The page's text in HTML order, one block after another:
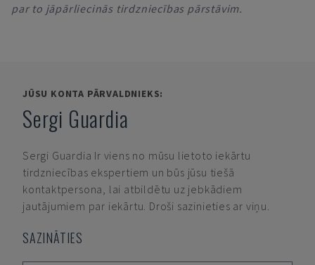
par to jāpārliecinās tirdzniecības pārstāvim.
JŪSU KONTA PĀRVALDNIEKS:
Sergi Guardia
Sergi Guardia Ir viens no mūsu lietoto iekārtu
tirdzniecības ekspertiem un būs jūsu tiešā
kontaktpersona, lai atbildētu uz jebkādiem
jautājumiem par iekārtu. Droši sazinieties ar viņu.
SAZINĀTIES